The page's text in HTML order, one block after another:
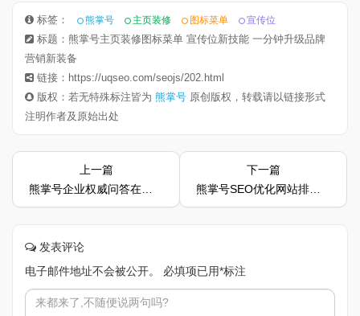
标签： 熊掌号 主页装修 图标菜单 宣传位
标题：熊掌号主页装修图标菜单 宣传位新技能 一分钟升级品牌
营销新装备
链接：https://uqseo.com/seojs/202.html
版权：若无特殊标注皆为 熊掌号 原创版权，转载请以链接形式
注明作者及原始出处
上一篇
熊掌号企业权威问答在线表单提交功能上线公告
下一篇
熊掌号SEO优化网站排名为什么还会突然下降？
发表评论
电子邮件地址不会被公开。
必填项已用*标注